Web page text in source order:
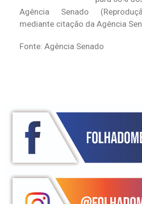
Agência Senado
mediante citação da Agência
Fonte: Agência Senado